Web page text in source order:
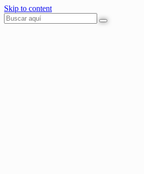
Skip to content